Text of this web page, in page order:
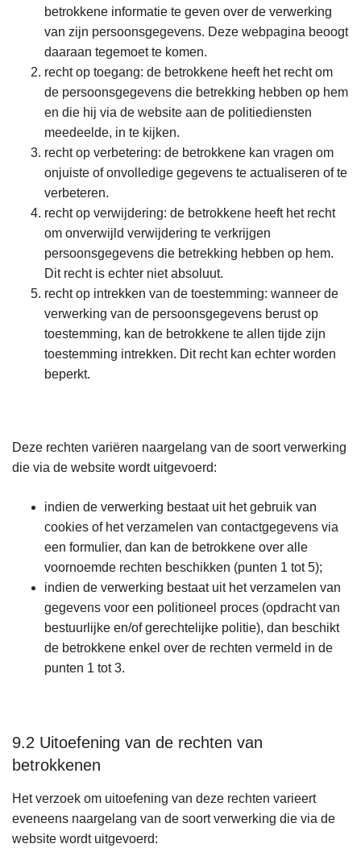
betrokkene informatie te geven over de verwerking
van zijn persoonsgegevens. Deze webpagina beoogt
daaraan tegemoet te komen.
recht op toegang: de betrokkene heeft het recht om
de persoonsgegevens die betrekking hebben op hem
en die hij via de website aan de politiediensten
meedeelde, in te kijken.
recht op verbetering: de betrokkene kan vragen om
onjuiste of onvolledige gegevens te actualiseren of te
verbeteren.
recht op verwijdering: de betrokkene heeft het recht
om onverwijld verwijdering te verkrijgen
persoonsgegevens die betrekking hebben op hem.
Dit recht is echter niet absoluut.
recht op intrekken van de toestemming: wanneer de
verwerking van de persoonsgegevens berust op
toestemming, kan de betrokkene te allen tijde zijn
toestemming intrekken. Dit recht kan echter worden
beperkt.
Deze rechten variëren naargelang van de soort verwerking
die via de website wordt uitgevoerd:
indien de verwerking bestaat uit het gebruik van
cookies of het verzamelen van contactgegevens via
een formulier, dan kan de betrokkene over alle
voornoemde rechten beschikken (punten 1 tot 5);
indien de verwerking bestaat uit het verzamelen van
gegevens voor een politioneel proces (opdracht van
bestuurlijke en/of gerechtelijke politie), dan beschikt
de betrokkene enkel over de rechten vermeld in de
punten 1 tot 3.
9.2 Uitoefening van de rechten van
betrokkenen
Het verzoek om uitoefening van deze rechten varieert
eveneens naargelang van de soort verwerking die via de
website wordt uitgevoerd: